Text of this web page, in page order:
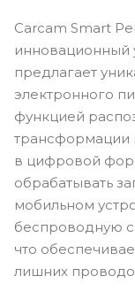
Carcam Smart
инновационный
предлагает
электронного
функцией
трансформации
в цифровой
обрабатывать
мобильном
беспроводную
что
лишних